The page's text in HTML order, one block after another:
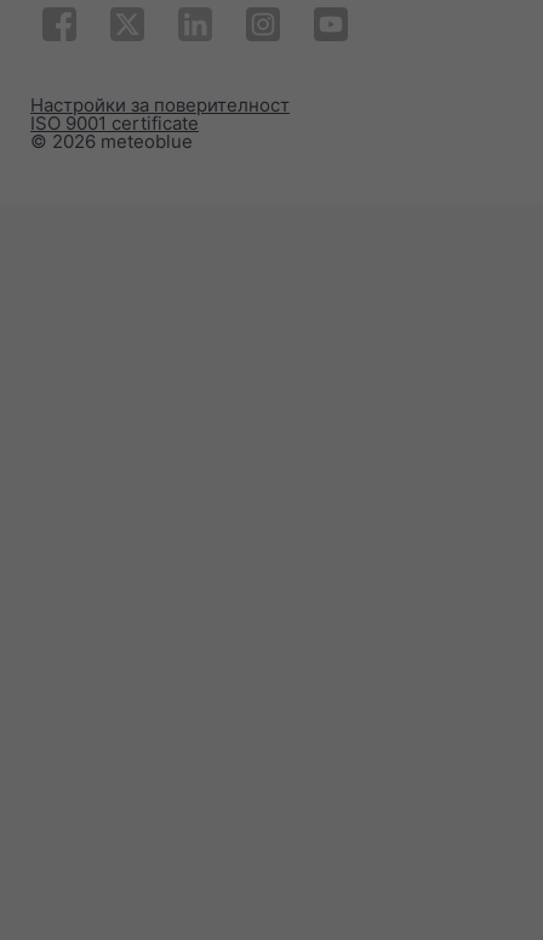
© 2026 meteoblue
ISO 9001 certificate
Настройки за поверителност